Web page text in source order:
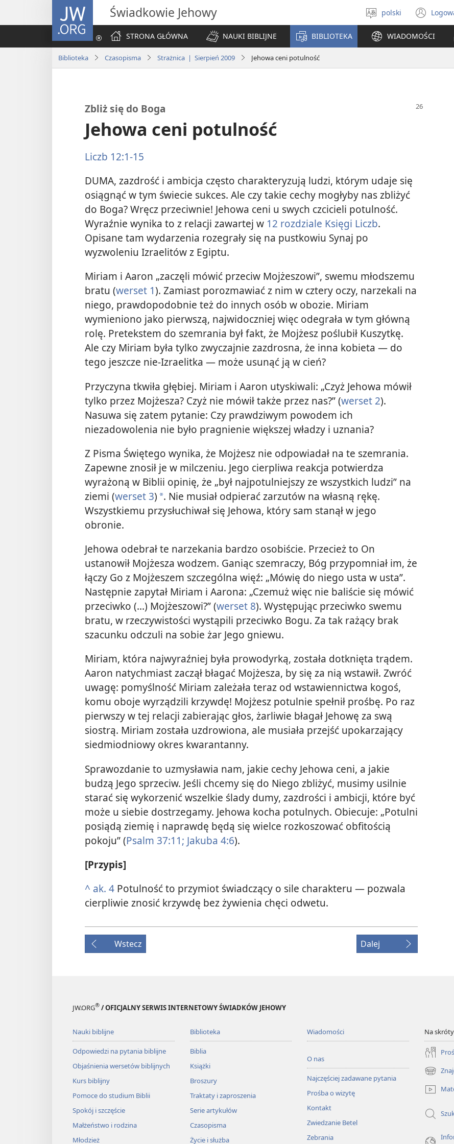
JW.ORG Świadkowie Jehowy
Wybór
języka
polski
STRONA GŁÓWNA
NAUKI BIBLIJNE BIBLIOTEKA WIADOMOŚCI
Biblioteka Czasopisma Strażnica | Sierpień 2009 Jehowa ceni potulność
Zbliż się do Boga
Jehowa ceni potulność
Liczb 12:1-15
DUMA, zazdrość i ambicja często charakteryzują ludzi, którym udaje się
osiągnąć w tym świecie sukces. Ale czy takie cechy mogłyby nas zbliżyć
do Boga? Wręcz przeciwnie! Jehowa ceni u swych czcicieli potulność.
Wyraźnie wynika to z relacji zawartej w 12 rozdziale Księgi Liczb.
Opisane tam wydarzenia rozegrały się na pustkowiu Synaj po
wyzwoleniu Izraelitów z Egiptu.
Miriam i Aaron „zaczęli mówić przeciw Mojżeszowi”, swemu młodszemu
bratu (werset 1). Zamiast porozmawiać z nim w cztery oczy, narzekali na
niego, prawdopodobnie też do innych osób w obozie. Miriam
wymieniono jako pierwszą, najwidoczniej więc odegrała w tym główną
rolę. Pretekstem do szemrania był fakt, że Mojżesz poślubił Kuszytkę.
Ale czy Miriam była tylko zwyczajnie zazdrosna, że inna kobieta — do
tego jeszcze nie-Izraelitka — może usunąć ją w cień?
Przyczyna tkwiła głębiej. Miriam i Aaron utyskiwali: „Czyż Jehowa mówił
tylko przez Mojżesza? Czyż nie mówił także przez nas?” (werset 2).
Nasuwa się zatem pytanie: Czy prawdziwym powodem ich
niezadowolenia nie było pragnienie większej władzy i uznania?
Z Pisma Świętego wynika, że Mojżesz nie odpowiadał na te szemrania.
Zapewne znosił je w milczeniu. Jego cierpliwa reakcja potwierdza
wyrażoną w Biblii opinię, że „był najpotulniejszy ze wszystkich ludzi” na
ziemi (werset 3) *. Nie musiał odpierać zarzutów na własną rękę.
Wszystkiemu przysłuchiwał się Jehowa, który sam stanął w jego
obronie.
Jehowa odebrał te narzekania bardzo osobiście. Przecież to On
ustanowił Mojżesza wodzem. Ganiąc szemraczy, Bóg przypomniał im, że
łączy Go z Mojżeszem szczególna więź: „Mówię do niego usta w usta”.
Następnie zapytał Miriam i Aarona: „Czemuż więc nie baliście się mówić
przeciwko (...) Mojżeszowi?” (werset 8). Występując przeciwko swemu
bratu, w rzeczywistości wystąpili przeciwko Bogu. Za tak rażący brak
szacunku odczuli na sobie żar Jego gniewu.
Miriam, która najwyraźniej była prowodyrką, została dotknięta trądem.
Aaron natychmiast zaczął błagać Mojżesza, by się za nią wstawił. Zwróć
uwagę: pomyślność Miriam zależała teraz od wstawiennictwa kogoś,
komu oboje wyrządzili krzywdę! Mojżesz potulnie spełnił prośbę. Po raz
pierwszy w tej relacji zabierając głos, żarliwie błagał Jehowę za swą
siostrą. Miriam została uzdrowiona, ale musiała przejść upokarzający
siedmiodniowy okres kwarantanny.
Sprawozdanie to uzmysławia nam, jakie cechy Jehowa ceni, a jakie
budzą Jego sprzeciw. Jeśli chcemy się do Niego zbliżyć, musimy usilnie
starać się wykorzenić wszelkie ślady dumy, zazdrości i ambicji, które być
może u siebie dostrzegamy. Jehowa kocha potulnych. Obiecuje: „Potulni
posiądą ziemię i naprawdę będą się wielce rozkoszować obfitością
pokoju” (Psalm 37:11; Jakuba 4:6).
[Przypis]
^ ak. 4 Potulność to przymiot świadczący o sile charakteru — pozwala
cierpliwie znosić krzywdę bez żywienia chęci odwetu.
Wstecz Dalej
JW.ORG® / OFICJALNY SERWIS INTERNETOWY ŚWIADKÓW JEHOWY
Nauki biblijne
Odpowiedzi na pytania biblijne
Objaśnienia wersetów biblijnych
Kurs biblijny
Pomoce do studium Biblii
Spokój i szczęście
Małżeństwo i rodzina
Młodzież
Biblioteka
Biblia
Książki
Broszury
Traktaty i zaproszenia
Serie artykułów
Czasopisma
Życie i służba
Wiadomości
O nas
Najczęściej zadawane pytania
Prośba o wizytę
Kontakt
Zwiedzanie Betel
Zebrania
Na skróty
(opens
new
window)